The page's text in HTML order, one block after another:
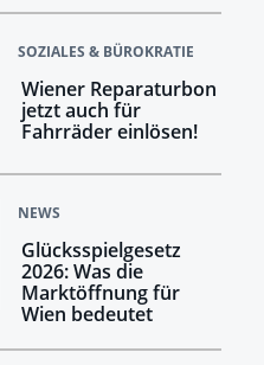
SOZIALES & BÜROKRATIE
Wiener Reparaturbon
jetzt auch für
Fahrräder einlösen!
NEWS
Glücksspielgesetz
2026: Was die
Marktöffnung für
Wien bedeutet